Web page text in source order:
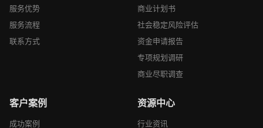
服务优势
服务流程
联系方式
商业计划书
社会稳定风险评估
资金申请报告
专项规划调研
商业尽职调查
客户案例
成功案例
资源中心
行业资讯